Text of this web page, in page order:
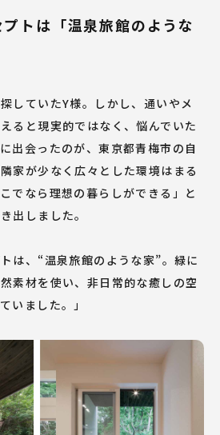
トは「温泉旅館のような
していたY様。しかし、通いやメ
ると現実的ではなく、悩んでいた
出会ったのが、東京都青梅市の自
家が少なく広々とした環境はまる
でなら理想の暮らしができる」と
出しました。
は、“温泉旅館のような家”。緑に
素材を使い、非日常的な癒しの空
いました。」